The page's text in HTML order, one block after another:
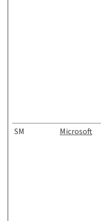
SM
Microsoft